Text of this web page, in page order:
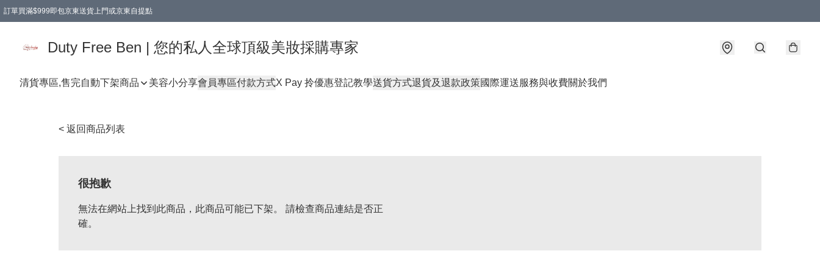
訂單買滿$999即包京東送貨上門或京東自提點
Duty Free Ben | 您的私人全球頂級美妝採購專家
清貨專區,售完自動下架商品 美容小分享會員專區付款方式X Pay 拎優惠登記教學送貨方式退貨及退款政策國際運送服務與收費關於我們
< 返回商品列表
很抱歉
無法在網站上找到此商品，此商品可能已下架。 請檢查商品連結是否正
確。